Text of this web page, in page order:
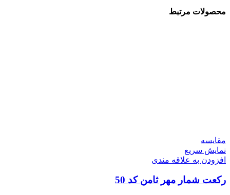
محصولات مرتبط
مقايسه
نمایش سریع
افزودن به علاقه مندی
رکعت شمار مهر ثامن کد 50